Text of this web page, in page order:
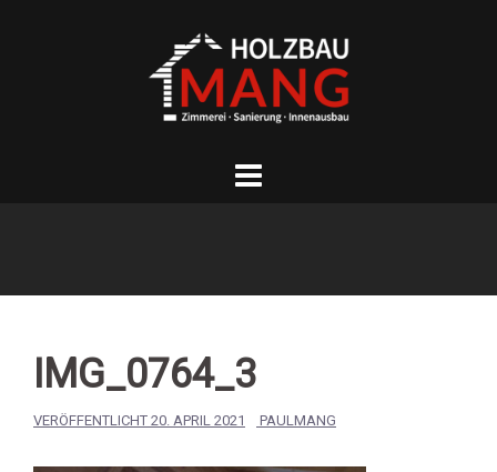
IMG_0764_3
VERÖFFENTLICHT 20. APRIL 2021 PAULMANG